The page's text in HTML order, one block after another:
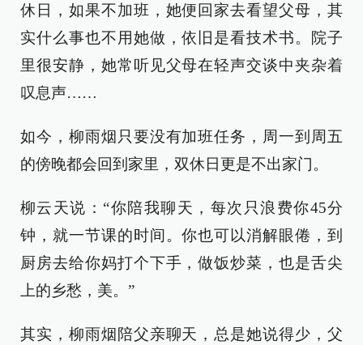
休日，如果不加班，她便回家去看望父母，其
实什么事也不用她做，依旧是看技术书。院子
里很安静，她常听见父母在轻声交谈中夹杂着
叹息声……
如今，柳雨烟只要没有加班任务，周一到周五
的傍晚都会回到家里，双休日更是不出家门。
柳云天说：“你陪我聊天，每次只浪费你45分
钟，就一节课的时间。你也可以消解眼倦，到
厨房去给你妈打个下手，做饭炒菜，也是舌尖
上的乡愁，美。”
其实，柳雨烟陪父亲聊天，总是她说得少，父